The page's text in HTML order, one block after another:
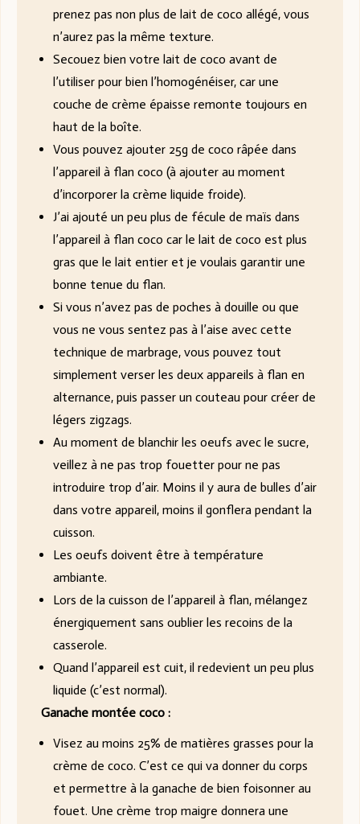
prenez pas non plus de lait de coco allégé, vous
n’aurez pas la même texture.
Secouez bien votre lait de coco avant de
l’utiliser pour bien l’homogénéiser, car une
couche de crème épaisse remonte toujours en
haut de la boîte.
Vous pouvez ajouter 25g de coco râpée dans
l’appareil à flan coco (à ajouter au moment
d’incorporer la crème liquide froide).
J’ai ajouté un peu plus de fécule de maïs dans
l’appareil à flan coco car le lait de coco est plus
gras que le lait entier et je voulais garantir une
bonne tenue du flan.
Si vous n’avez pas de poches à douille ou que
vous ne vous sentez pas à l’aise avec cette
technique de marbrage, vous pouvez tout
simplement verser les deux appareils à flan en
alternance, puis passer un couteau pour créer de
légers zigzags.
Au moment de blanchir les oeufs avec le sucre,
veillez à ne pas trop fouetter pour ne pas
introduire trop d’air. Moins il y aura de bulles d’air
dans votre appareil, moins il gonflera pendant la
cuisson.
Les oeufs doivent être à température
ambiante.
Lors de la cuisson de l’appareil à flan, mélangez
énergiquement sans oublier les recoins de la
casserole.
Quand l’appareil est cuit, il redevient un peu plus
liquide (c’est normal).
Ganache montée coco :
Visez au moins 25% de matières grasses pour la
crème de coco. C’est ce qui va donner du corps
et permettre à la ganache de bien foisonner au
fouet. Une crème trop maigre donnera une